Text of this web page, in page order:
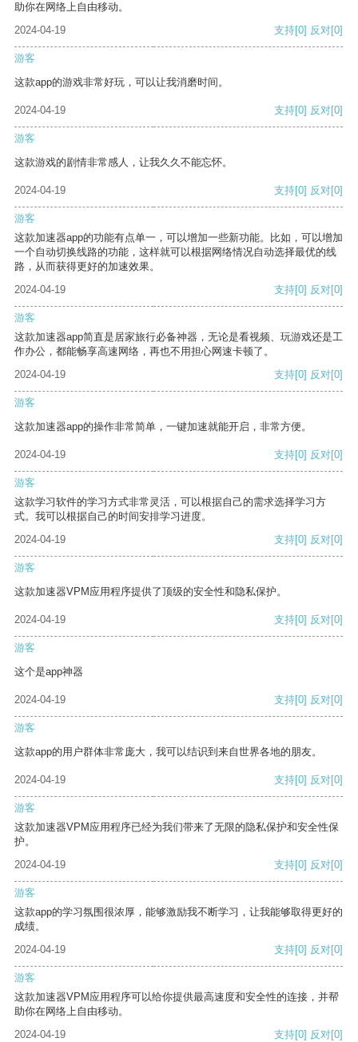
助你在网络上自由移动。
2024-04-19
支持[0] 反对[0]
游客
这款app的游戏非常好玩，可以让我消磨时间。
2024-04-19 支持[0] 反对[0]
游客
这款游戏的剧情非常感人，让我久久不能忘怀。
2024-04-19 支持[0] 反对[0]
游客
这款加速器app的功能有点单一，可以增加一些新功能。比如，可以增加
一个自动切换线路的功能，这样就可以根据网络情况自动选择最优的线
路，从而获得更好的加速效果。
2024-04-19
支持[0] 反对[0]
游客
这款加速器app简直是居家旅行必备神器，无论是看视频、玩游戏还是工
作办公，都能畅享高速网络，再也不用担心网速卡顿了。
2024-04-19
支持[0] 反对[0]
游客
这款加速器app的操作非常简单，一键加速就能开启，非常方便。
2024-04-19 支持[0] 反对[0]
游客
这款学习软件的学习方式非常灵活，可以根据自己的需求选择学习方
式。我可以根据自己的时间安排学习进度。
2024-04-19
支持[0] 反对[0]
游客
这款加速器VPM应用程序提供了顶级的安全性和隐私保护。
2024-04-19 支持[0] 反对[0]
游客
这个是app神器
2024-04-19 支持[0] 反对[0]
游客
这款app的用户群体非常庞大，我可以结识到来自世界各地的朋友。
2024-04-19 支持[0] 反对[0]
游客
这款加速器VPM应用程序已经为我们带来了无限的隐私保护和安全性保
护。
2024-04-19
支持[0] 反对[0]
游客
这款app的学习氛围很浓厚，能够激励我不断学习，让我能够取得更好的
成绩。
2024-04-19
支持[0] 反对[0]
游客
这款加速器VPM应用程序可以给你提供最高速度和安全性的连接，并帮
助你在网络上自由移动。
2024-04-19
支持[0] 反对[0]